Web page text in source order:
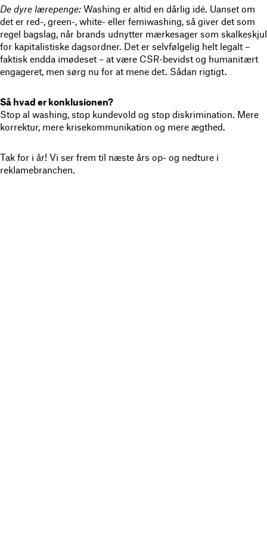
De dyre lærepenge: Washing er altid en dårlig idé. Uanset om
det er red-, green-, white- eller femiwashing, så giver det som
regel bagslag, når brands udnytter mærkesager som skalkeskjul
for kapitalistiske dagsordner. Det er selvfølgelig helt legalt –
faktisk endda imødeset – at være CSR-bevidst og humanitært
engageret, men sørg nu for at mene det. Sådan rigtigt.
Så hvad er konklusionen?
Stop al washing, stop kundevold og stop diskrimination. Mere
korrektur, mere krisekommunikation og mere ægthed.
Tak for i år! Vi ser frem til næste års op- og nedture i
reklamebranchen.